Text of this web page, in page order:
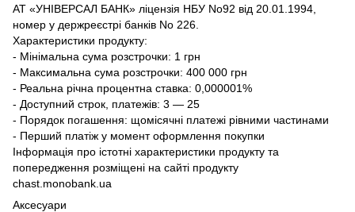
АТ «УНІВЕРСАЛ БАНК» ліцензія НБУ No92 від 20.01.1994,
номер у держреєстрі банків No 226.
Характеристики продукту:
- Мінімальна сума розстрочки: 1 грн
- Максимальна сума розстрочки: 400 000 грн
- Реальна річна процентна ставка: 0,000001%
- Доступний строк, платежів: 3 — 25
- Порядок погашення: щомісячні платежі рівними частинами
- Перший платіж у момент оформлення покупки
Інформація про істотні характеристики продукту та
попередження розміщені на сайті продукту
chast.monobank.ua
Аксесуари